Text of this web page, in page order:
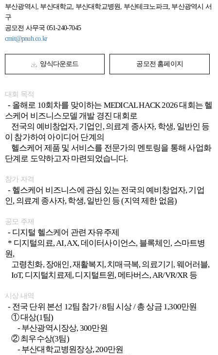
부산광역시, 부산대학교, 부산대학교병원, 부산테크노파크, 부산광역시 서
구
공모전 사무국 051-240-7045
cmit@pnuh.co.kr
양식다운로드 공모전 홈페이지
대회 목적
- 올해로 10회차를 맞이하는 MEDICAL HACK 2026 대회는 헬
스케어 비즈니스모델 개발 경진 대회로
전국의 예비창업자, 기업인, 의료계 종사자, 학생, 일반인 등
이 참가하여 아이디어 단계의
헬스케어 제품 및 서비스를 전문가의 멘토링을 통해 사업화
단계로 도약하고자 마련되었습니다.
참가 자격
- 헬스케어 비즈니스에 관심 있는 전국의 예비창업자, 기업
인, 의료계 종사자, 학생, 일반인 등 (지역 제한 없음)
공모 주제
- 디지털 헬스케어 관련 자유주제
* 디지털의료, AI, AX, 데이터사이언스, 블록체인, 스마트병
원,
고령친화, 장애인, 재활복지, 치매극복, 의료기기, 웨어러블,
IoT, 디지털치료제, 디지털트윈, 메타버스, AR/VR/XR 등
시상 내역
- 전국 단위 본선 12팀 참가 / 8팀 시상 / 총 상금 1,300만원
① 대상(1팀)
- 부산광역시장상, 300만원
② 최우수상(3팀)
- 부산대학교병원장상, 200만원